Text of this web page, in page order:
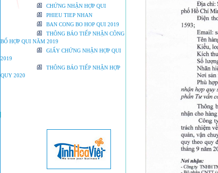
CHỨNG NHẬN HỢP QUI
PHIEU TIEP NHAN
BAN CONG BO HOP QUI 2019
THÔNG BÁO TIẾP NHẬN CÔNG
BỐ HỢP QUI NĂM 2019
GIẤY CHỨNG NHẬN HỢP QUI
2019
THÔNG BÁO TIẾP NHẬN HỢP
QUY 2020